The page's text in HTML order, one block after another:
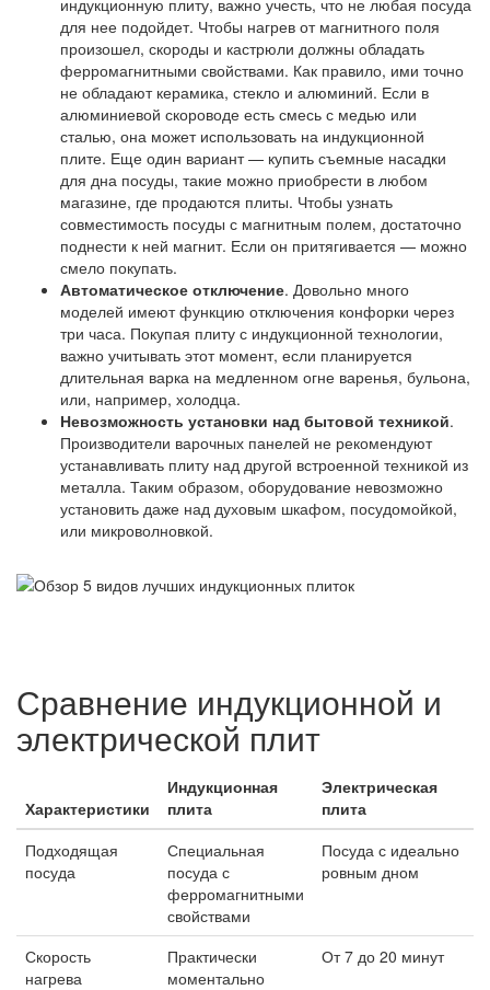
индукционную плиту, важно учесть, что не любая посуда
для нее подойдет. Чтобы нагрев от магнитного поля
произошел, скороды и кастрюли должны обладать
ферромагнитными свойствами. Как правило, ими точно
не обладают керамика, стекло и алюминий. Если в
алюминиевой скороводе есть смесь с медью или
сталью, она может использовать на индукционной
плите. Еще один вариант — купить съемные насадки
для дна посуды, такие можно приобрести в любом
магазине, где продаются плиты. Чтобы узнать
совместимость посуды с магнитным полем, достаточно
поднести к ней магнит. Если он притягивается — можно
смело покупать.
Автоматическое отключение. Довольно много
моделей имеют функцию отключения конфорки через
три часа. Покупая плиту с индукционной технологии,
важно учитывать этот момент, если планируется
длительная варка на медленном огне варенья, бульона,
или, например, холодца.
Невозможность установки над бытовой техникой.
Производители варочных панелей не рекомендуют
устанавливать плиту над другой встроенной техникой из
металла. Таким образом, оборудование невозможно
установить даже над духовым шкафом, посудомойкой,
или микроволновкой.
Сравнение индукционной и
электрической плит
Характеристики
Индукционная
плита
Электрическая
плита
Подходящая
посуда
Специальная
посуда с
ферромагнитными
свойствами
Посуда с идеально
ровным дном
Скорость
нагрева
Практически
моментально
От 7 до 20 минут